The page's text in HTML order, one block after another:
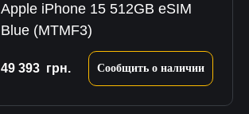
Apple iPhone 15 512GB eSIM
Blue (MTMF3)
49 393 грн. Сообщить о наличии